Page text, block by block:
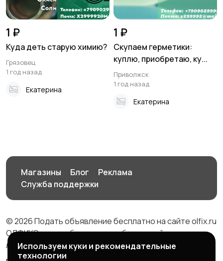
1 ₽
Куда деть старую химию?
Грязовец
1 год назад
Екатерина
1 ₽
Скупаем герметики:
куплю, приобретаю, ку...
Приволжск
1 год назад
Екатерина
Магазины Блог
Реклама
Служба поддержки
© 2026 Подать объявление бесплатно на сайте olfix.ru
ОЛФИКС - доска беспалтных объявлений от частных
лиц и компаний
Используем куки и рекомендательные
технологии